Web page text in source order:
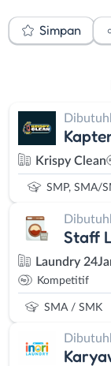
Simpan
Krispy Clean
SMP, SMA/
Staff
Laundry
Kompetitif
SMA / SMK